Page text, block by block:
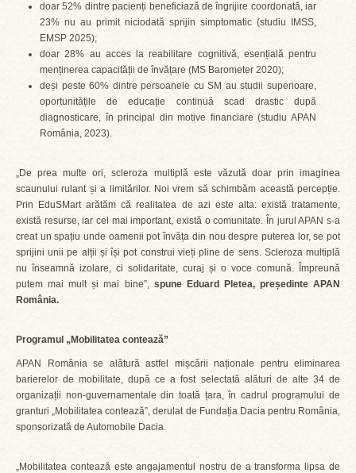
doar 52% dintre pacienți beneficiază de îngrijire coordonată, iar
23% nu au primit niciodată sprijin simptomatic (studiu IMSS,
EMSP 2025);
doar 28% au acces la reabilitare cognitivă, esențială pentru
menținerea capacității de învățare (MS Barometer 2020);
deși peste 60% dintre persoanele cu SM au studii superioare,
oportunitățile de educație continuă scad drastic după
diagnosticare, în principal din motive financiare (studiu APAN
România, 2023).
„De prea multe ori, scleroza multiplă este văzută doar prin imaginea
scaunului rulant și a limitărilor. Noi vrem să schimbăm această percepție.
Prin EduSMart arătăm că realitatea de azi este alta: există tratamente,
există resurse, iar cel mai important, există o comunitate. În jurul APAN s-a
creat un spațiu unde oamenii pot învăța din nou despre puterea lor, se pot
sprijini unii pe alții și își pot construi vieți pline de sens. Scleroza multiplă
nu înseamnă izolare, ci solidaritate, curaj și o voce comună. Împreună
putem mai mult și mai bine”,spune Eduard Pletea, președinte APAN
România.
Programul „Mobilitatea contează”
APAN România se alătură astfel mișcării naționale pentru eliminarea
barierelor de mobilitate, după ce a fost selectată alături de alte 34 de
organizații non-guvernamentale din toată țara, în cadrul programului de
granturi „Mobilitatea contează”, derulat de Fundația Dacia pentru România,
sponsorizată de Automobile Dacia.
„Mobilitatea contează este angajamentul nostru de a transforma lipsa de